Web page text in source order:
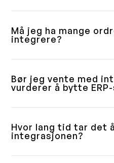
Må jeg ha mange
integrere?
Nei, vi leverer
løsning, andre trenger
til ditt behov.
Bør jeg vente med
vurderer å bytte
Våre integrasjoner er
tankene. Selv om et
løsningen vår laget slik
Hvor lang tid tar det
integrasjonen?
Dette avhenger av